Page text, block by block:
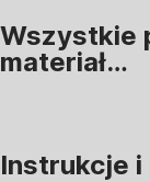
Wszystkie
materiał…
Instrukcje